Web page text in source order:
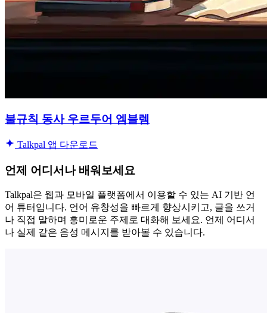
불규칙 동사 우르두어 엠블렘
Talkpal 앱 다운로드
언제 어디서나 배워보세요
Talkpal은 웹과 모바일 플랫폼에서 이용할 수 있는 AI 기반 언
어 튜터입니다. 언어 유창성을 빠르게 향상시키고, 글을 쓰거
나 직접 말하며 흥미로운 주제로 대화해 보세요. 언제 어디서
나 실제 같은 음성 메시지를 받아볼 수 있습니다.